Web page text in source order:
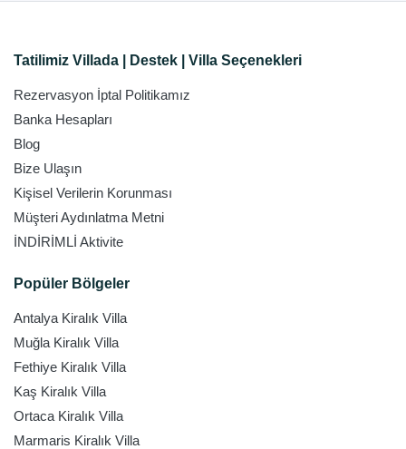
Tatilimiz Villada | Destek | Villa Seçenekleri
Rezervasyon İptal Politikamız
Banka Hesapları
Blog
Bize Ulaşın
Kişisel Verilerin Korunması
Müşteri Aydınlatma Metni
İNDİRİMLİ Aktivite
Popüler Bölgeler
Antalya Kiralık Villa
Muğla Kiralık Villa
Fethiye Kiralık Villa
Kaş Kiralık Villa
Ortaca Kiralık Villa
Marmaris Kiralık Villa